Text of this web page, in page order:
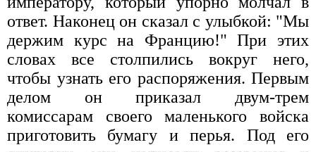
ответ. Наконец он сказал с улыбкой: "Мы
держим курс на Францию!" При этих
словах все столпились вокруг него,
чтобы узнать его распоряжения. Первым
делом он приказал двум-трем
комиссарам своего маленького войска
приготовить бумагу и перья. Под его